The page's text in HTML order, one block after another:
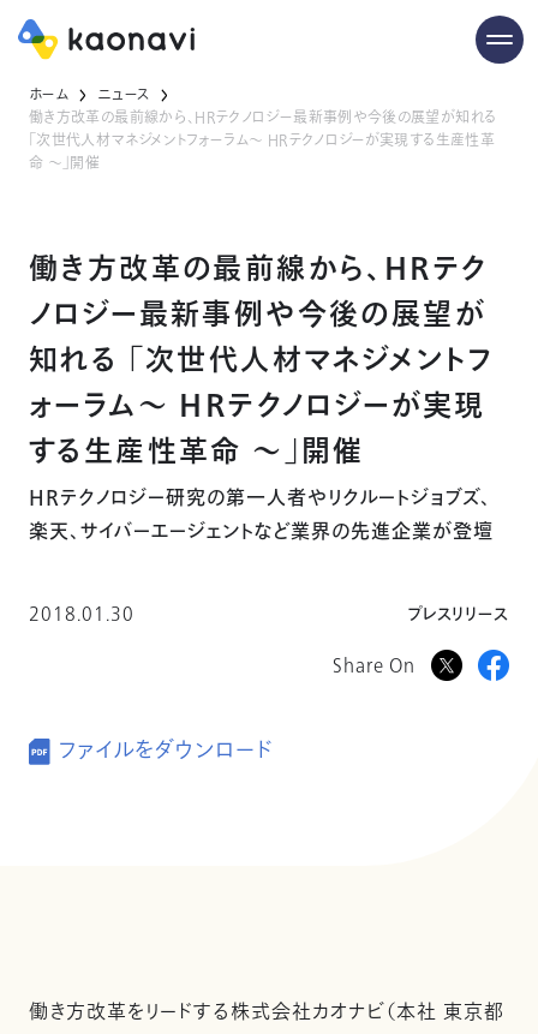
ホーム
ニュース
働き方改革の最前線から、HRテクノロジー最新事例や今後の展望が知れる
「次世代人材マネジメントフォーラム～ HRテクノロジーが実現する生産性革
命 ～」開催
働き方改革の最前線から、HRテク
ノロジー最新事例や今後の展望が
知れる 「次世代人材マネジメントフ
ォーラム～ HRテクノロジーが実現
する生産性革命 ～」開催
HRテクノロジー研究の第一人者やリクルートジョブズ、
楽天、サイバーエージェントなど業界の先進企業が登壇
2018.01.30 プレスリリース
Share On
ファイルをダウンロード
働き方改革をリードする株式会社カオナビ（本社 東京都